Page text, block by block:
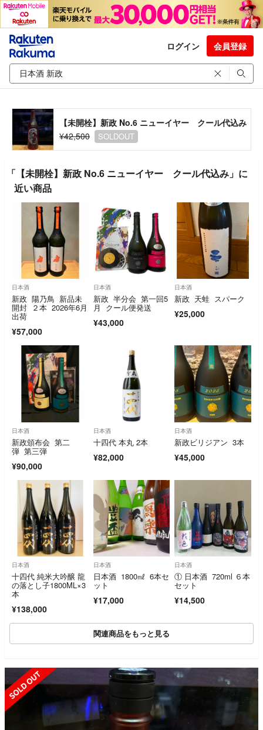
ログイン 会員登録
【未開栓】新政 No.6 ニューイヤー クール代込み
¥42,500
SOLDOUT
「【未開栓】新政 No.6 ニューイヤー クール代込み」に
近い商品
日本酒
新政 陽乃鳥 新品未
開封 ２本 2026年6月
出荷
¥57,000
日本酒
新政 半分会 第一回5
月 クール便発送
¥43,000
日本酒
新政 天蛙 スパーク
¥25,000
日本酒
新政頒布会 第二
弾 第三弾
¥90,000
日本酒
十四代 本丸 2本
¥82,000
日本酒
新政ビリジアン 3本
¥45,000
日本酒
十四代 純米大吟醸 龍
の落とし子1800ML×3
本
¥138,000
日本酒
日本酒 1800㎖ 6本セ
ット
¥17,000
日本酒
① 日本酒 720ml ６本
セット
¥14,500
関連商品をもっと見る